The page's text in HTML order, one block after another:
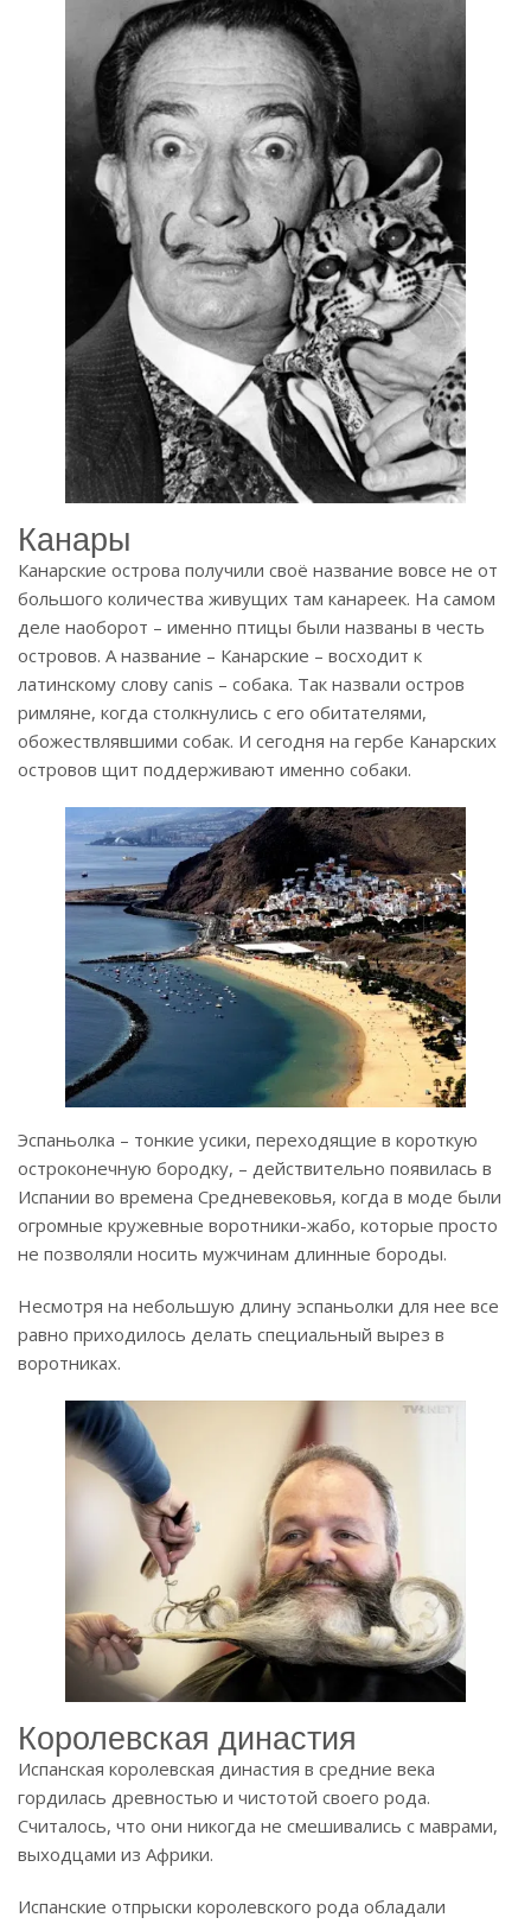
Канары
Канарские острова получили своё название вовсе не от
большого количества живущих там канареек. На самом
деле наоборот – именно птицы были названы в честь
островов. А название – Канарские – восходит к
латинскому слову canis – собака. Так назвали остров
римляне, когда столкнулись с его обитателями,
обожествлявшими собак. И сегодня на гербе Канарских
островов щит поддерживают именно собаки.
Эспаньолка – тонкие усики, переходящие в короткую
остроконечную бородку, – действительно появилась в
Испании во времена Средневековья, когда в моде были
огромные кружевные воротники-жабо, которые просто
не позволяли носить мужчинам длинные бороды.
Несмотря на небольшую длину эспаньолки для нее все
равно приходилось делать специальный вырез в
воротниках.
Королевская династия
Испанская королевская династия в средние века
гордилась древностью и чистотой своего рода.
Считалось, что они никогда не смешивались с маврами,
выходцами из Африки.
Испанские отпрыски королевского рода обладали